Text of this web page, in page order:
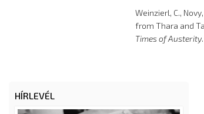
Weinzierl, C., Novy,
from Thara and
Times of Austerity
HÍRLEVÉL